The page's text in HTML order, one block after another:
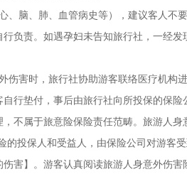
、脑、肺、血管病史等），建议客人
负责。如遇孕妇未告知旅行社，一经
伤害时，旅行社协助游客联络医疗机构
行垫付，事后由旅行社向所投保的保
不属于旅意险保险责任范畴。旅游人
的投保人和受益人，由保险公司对游客
害】。游客认真阅读旅游人身意外伤